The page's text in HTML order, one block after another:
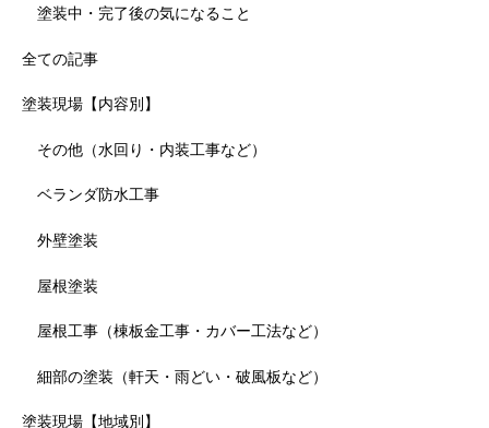
塗装中・完了後の気になること
全ての記事
塗装現場【内容別】
その他（水回り・内装工事など）
ベランダ防水工事
外壁塗装
屋根塗装
屋根工事（棟板金工事・カバー工法など）
細部の塗装（軒天・雨どい・破風板など）
塗装現場【地域別】